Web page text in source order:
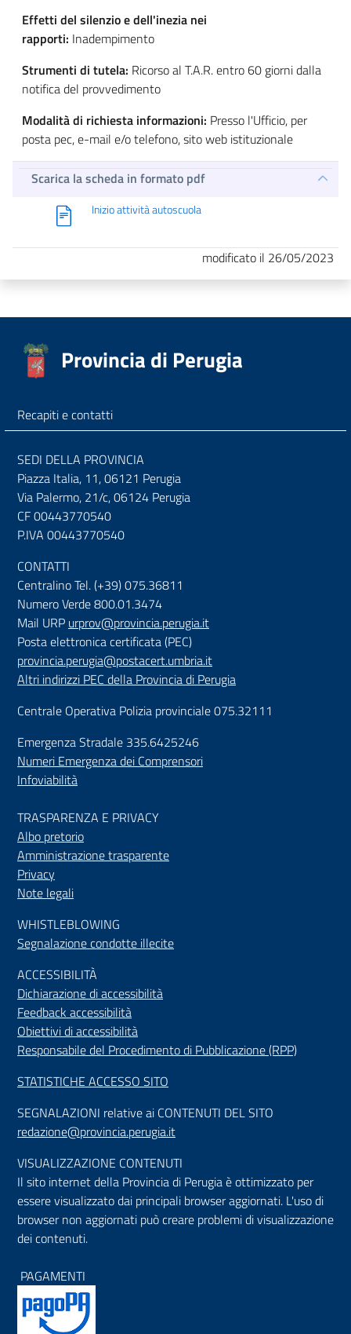
Effetti del silenzio e dell'inezia nei
rapporti: Inadempimento
Strumenti di tutela: Ricorso al T.A.R. entro 60 giorni dalla
notifica del provvedimento
Modalità di richiesta informazioni: Presso l'Ufficio, per
posta pec, e-mail e/o telefono, sito web istituzionale
Scarica la scheda in formato pdf
Inizio attività autoscuola
modificato il 26/05/2023
Provincia di Perugia
Recapiti e contatti
SEDI DELLA PROVINCIA
Piazza Italia, 11, 06121 Perugia
Via Palermo, 21/c, 06124 Perugia
CF 00443770540
P.IVA 00443770540
CONTATTI
Centralino Tel. (+39) 075.36811
Numero Verde 800.01.3474
Mail URP urprov@provincia.perugia.it
Posta elettronica certificata (PEC)
provincia.perugia@postacert.umbria.it
Altri indirizzi PEC della Provincia di Perugia
Centrale Operativa Polizia provinciale 075.32111
Emergenza Stradale 335.6425246
Numeri Emergenza dei Comprensori
Infoviabilità
TRASPARENZA E PRIVACY
Albo pretorio
Amministrazione trasparente
Privacy
Note legali
WHISTLEBLOWING
Segnalazione condotte illecite
ACCESSIBILITÀ
Dichiarazione di accessibilità
Feedback accessibilità
Obiettivi di accessibilità
Responsabile del Procedimento di Pubblicazione (RPP)
STATISTICHE ACCESSO SITO
SEGNALAZIONI relative ai CONTENUTI DEL SITO
redazione@provincia.perugia.it
VISUALIZZAZIONE CONTENUTI
Il sito internet della Provincia di Perugia è ottimizzato per
essere visualizzato dai principali browser aggiornati. L'uso di
browser non aggiornati può creare problemi di visualizzazione
dei contenuti.
PAGAMENTI